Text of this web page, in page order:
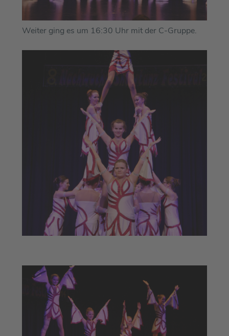
Weiter ging es um 16:30 Uhr mit der C-Gruppe.